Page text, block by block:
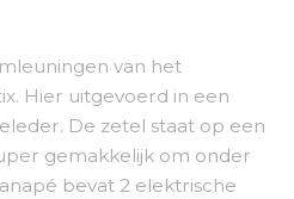
van het
Hier uitgevoerd in een
De zetel staat op een
gemakkelijk om onder
bevat 2 elektrische